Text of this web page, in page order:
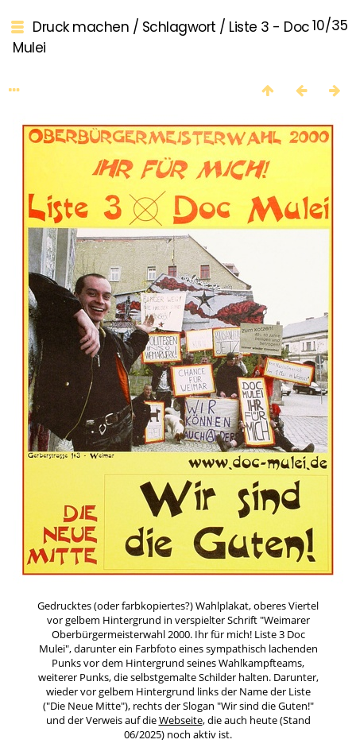
10/35
Druck machen / Schlagwort / Liste 3 - Doc
Mulei
Gedrucktes (oder farbkopiertes?) Wahlplakat, oberes Viertel
vor gelbem Hintergrund in verspielter Schrift "Weimarer
Oberbürgermeisterwahl 2000. Ihr für mich! Liste 3 Doc
Mulei", darunter ein Farbfoto eines sympathisch lachenden
Punks vor dem Hintergrund seines Wahlkampfteams,
weiterer Punks, die selbstgemalte Schilder halten. Darunter,
wieder vor gelbem Hintergrund links der Name der Liste
("Die Neue Mitte"), rechts der Slogan "Wir sind die Guten!"
und der Verweis auf dieWebseite, die auch heute (Stand
06/2025) noch aktiv ist.